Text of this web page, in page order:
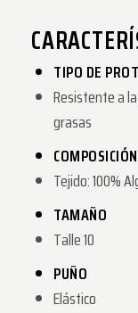
TIPO DE
Resistente a
grasas
COMPOSICIÓN
Tejido: 100%
TAMAÑO
Talle 10
PUÑO
Elástico